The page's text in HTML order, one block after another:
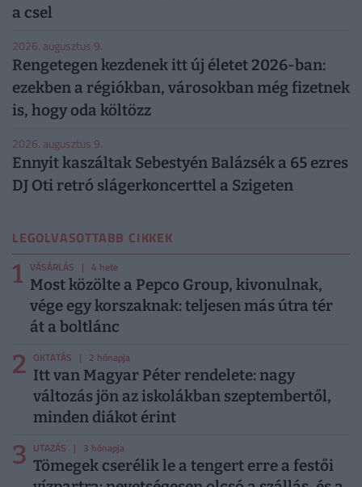
a csel
2026. augusztus 9.
Rengetegen kezdenek itt új életet 2026-ban:
ezekben a régiókban, városokban még fizetnek
is, hogy oda költözz
2026. augusztus 9.
Ennyit kaszáltak Sebestyén Balázsék a 65 ezres
DJ Oti retró slágerkoncerttel a Szigeten
LEGOLVASOTTABB CIKKEK
1 VÁSÁRLÁS | 4 hete
Most közölte a Pepco Group, kivonulnak,
vége egy korszaknak: teljesen más útra tér
át a boltlánc
2 OKTATÁS | 2 hónapja
Itt van Magyar Péter rendelete: nagy
változás jön az iskolákban szeptembertől,
minden diákot érint
3 UTAZÁS | 3 hónapja
Tömegek cserélik le a tengert erre a festői